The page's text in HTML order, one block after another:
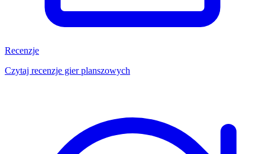
Recenzje
Czytaj recenzje gier planszowych